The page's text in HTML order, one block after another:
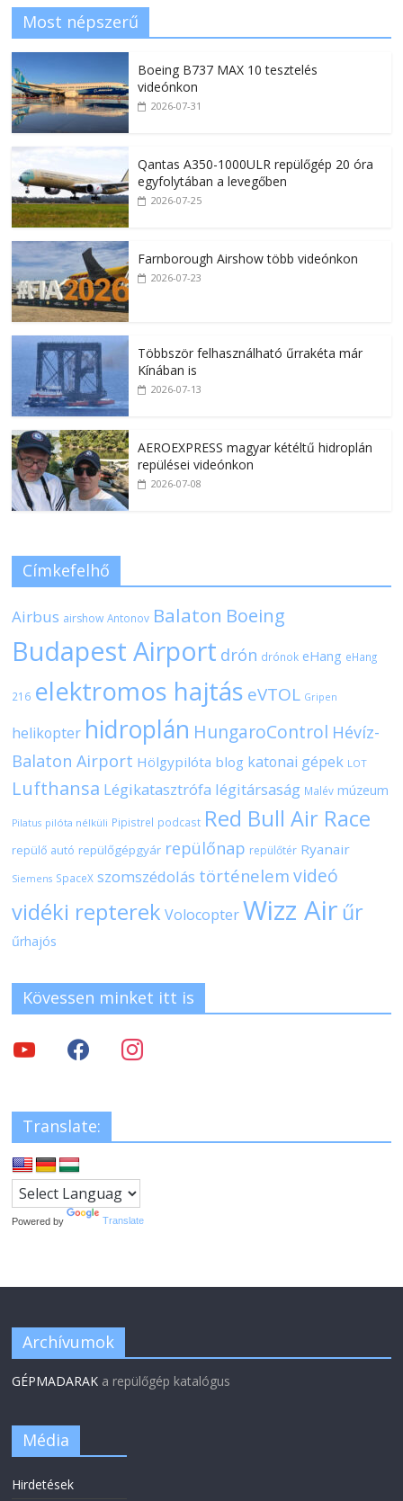
Most népszerű
Boeing B737 MAX 10 tesztelés
videónkon
2026-07-31
Qantas A350-1000ULR repülőgép 20 óra
egyfolytában a levegőben
2026-07-25
Farnborough Airshow több videónkon
2026-07-23
Többször felhasználható űrrakéta már
Kínában is
2026-07-13
AEROEXPRESS magyar kétéltű hidroplán
repülései videónkon
2026-07-08
Címkefelhő
Airbus airshow Antonov Balaton Boeing
Budapest Airport drón drónok eHang eHang
216 elektromos hajtás eVTOL Gripen
helikopter hidroplán HungaroControl Hévíz-
Balaton Airport Hölgypilóta blog katonai gépek LOT
Lufthansa Légikatasztrófa légitársaság Malév múzeum
Pilatus pilóta nélküli Pipistrel podcast Red Bull Air Race
repülő autó repülőgépgyár repülőnap repülőtér Ryanair
Siemens SpaceX szomszédolás történelem videó
vidéki repterek Volocopter Wizz Air űr
űrhajós
Kövessen minket itt is
Translate:
Powered by Translate
Archívumok
GÉPMADARAK a repülőgép katalógus
Média
Hirdetések